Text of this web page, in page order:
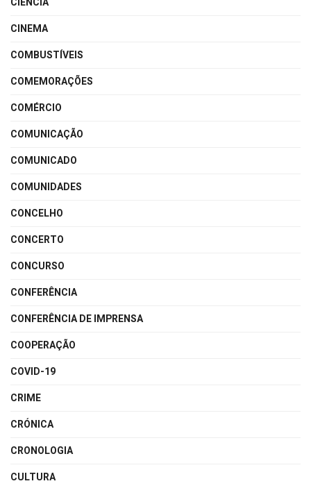
CINEMA
COMBUSTÍVEIS
COMEMORAÇÕES
COMÉRCIO
COMUNICAÇÃO
COMUNICADO
COMUNIDADES
CONCELHO
CONCERTO
CONCURSO
CONFERÊNCIA
CONFERÊNCIA DE IMPRENSA
COOPERAÇÃO
COVID-19
CRIME
CRÓNICA
CRONOLOGIA
CULTURA